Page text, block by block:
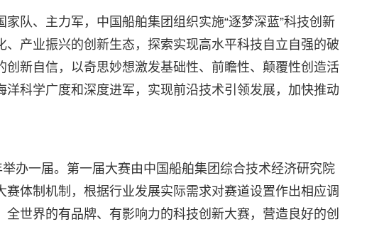
队、主力军，中国船舶集团组织实施“逐梦深蓝”科技创新
产业振兴的创新生态，探索实现高水平科技自立自强的破
新自信，以奇思妙想激发基础性、前瞻性、颠覆性创造活
科学广度和深度进军，实现前沿技术引领发展，加快推动
办一届。第一届大赛由中国船舶集团综合技术经济研究院
体制机制，根据行业发展实际需求对赛道设置作出相应调
世界的有品牌、有影响力的科技创新大赛，营造良好的创